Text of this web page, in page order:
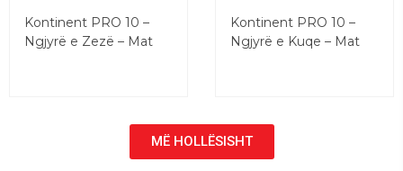
Kontinent PRO 10 –
Ngjyrë e Zezë – Mat
Kontinent PRO 10 –
Ngjyrë e Kuqe – Mat
MË HOLLËSISHT